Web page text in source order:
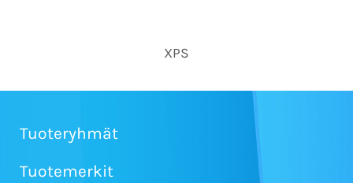
XPS
Tuoteryhmät
Tuotemerkit